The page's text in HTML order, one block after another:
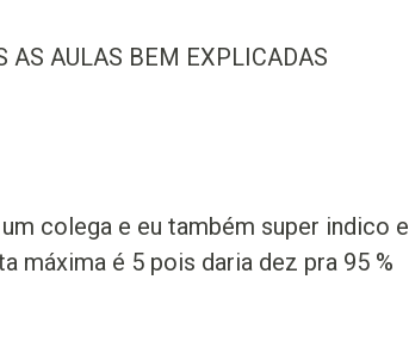
AS AULAS BEM EXPLICADAS
colega e eu também super indico e
máxima é 5 pois daria dez pra 95 %